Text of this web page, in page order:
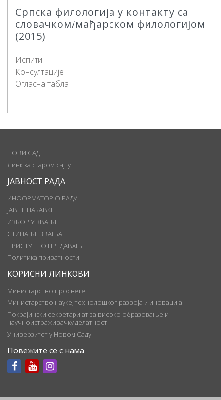
Српска филологија у контакту са
словачком/мађарском филологијом
(2015)
Испити
Консултације
Огласна табла
НОВИ САД
Линк ка старом сајту
ЈАВНОСТ РАДА
ИНФОРМАТОР О РАДУ
ЈАВНЕ НАБАВКЕ
ИЗБОР У ЗВАЊЕ
СТИЦАЊЕ ЗВАЊА
ПРИСТУПНО ПРЕДАВАЊЕ
Политика приватности
КОРИСНИ ЛИНКОВИ
Министарство просвете
Министарство науке, технолошког развоја и иновација
Покрајински секретаријат за високо образовање и
научноистраживачку делатност
Универзитет у Новом Саду
Повежите се с нама